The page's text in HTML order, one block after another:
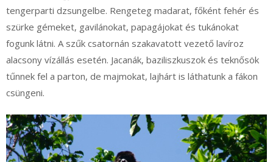
tengerparti dzsungelbe. Rengeteg madarat, főként fehér és
szürke gémeket, gavilánokat, papagájokat és tukánokat
fogunk látni. A szűk csatornán szakavatott vezető lavíroz
alacsony vízállás esetén. Jacanák, baziliszkuszok és teknősök
tűnnek fel a parton, de majmokat, lajhárt is láthatunk a fákon
csüngeni.